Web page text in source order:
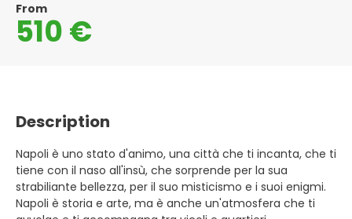
From
510 €
Description
Napoli è uno stato d'animo, una città che ti incanta, che ti
tiene con il naso all'insù, che sorprende per la sua
strabiliante bellezza, per il suo misticismo e i suoi enigmi.
Napoli è storia e arte, ma è anche un'atmosfera che ti